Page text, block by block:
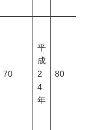
70
平
成
2
4
年
80